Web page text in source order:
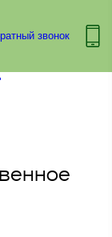
звонок